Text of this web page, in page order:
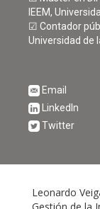
IEEM,
☑ Contador
Universidad de
Email
LinkedIn
Twitter
Leonardo